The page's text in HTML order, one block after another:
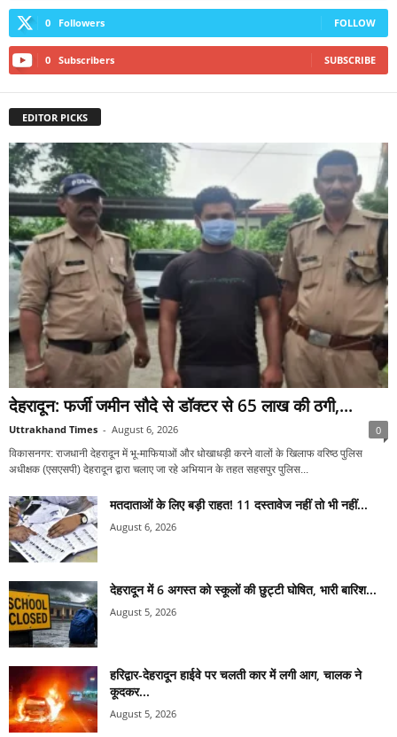
0 Followers FOLLOW
0 Subscribers SUBSCRIBE
EDITOR PICKS
देहरादून: फर्जी जमीन सौदे से डॉक्टर से 65 लाख की ठगी,...
Uttrakhand Times - August 6, 2026 0
विकासनगर: राजधानी देहरादून में भू-माफियाओं और धोखाधड़ी करने वालों के खिलाफ वरिष्ठ पुलिस
अधीक्षक (एसएसपी) देहरादून द्वारा चलाए जा रहे अभियान के तहत सहसपुर पुलिस...
मतदाताओं के लिए बड़ी राहत! 11 दस्तावेज नहीं तो भी नहीं...
August 6, 2026
देहरादून में 6 अगस्त को स्कूलों की छुट्टी घोषित, भारी बारिश...
August 5, 2026
हरिद्वार-देहरादून हाईवे पर चलती कार में लगी आग, चालक ने
कूदकर...
August 5, 2026